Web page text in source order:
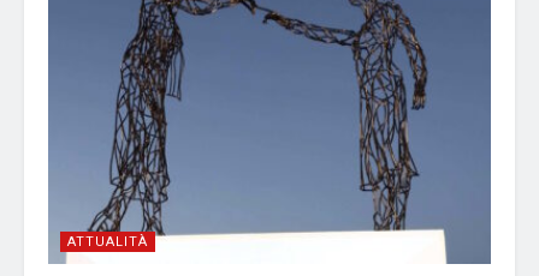
ATTUALITÀ